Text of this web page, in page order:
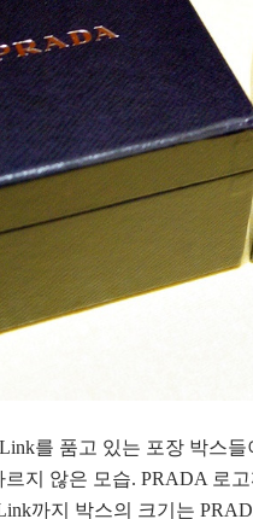
를 품고 있는 포장 박스들
지 않은 모습. PRADA 로
까지 박스의 크기는